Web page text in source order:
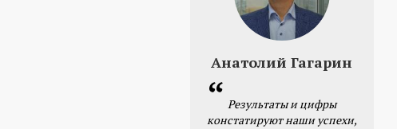
Анатолий Гагарин
Результаты и цифры
констатируют наши успехи,